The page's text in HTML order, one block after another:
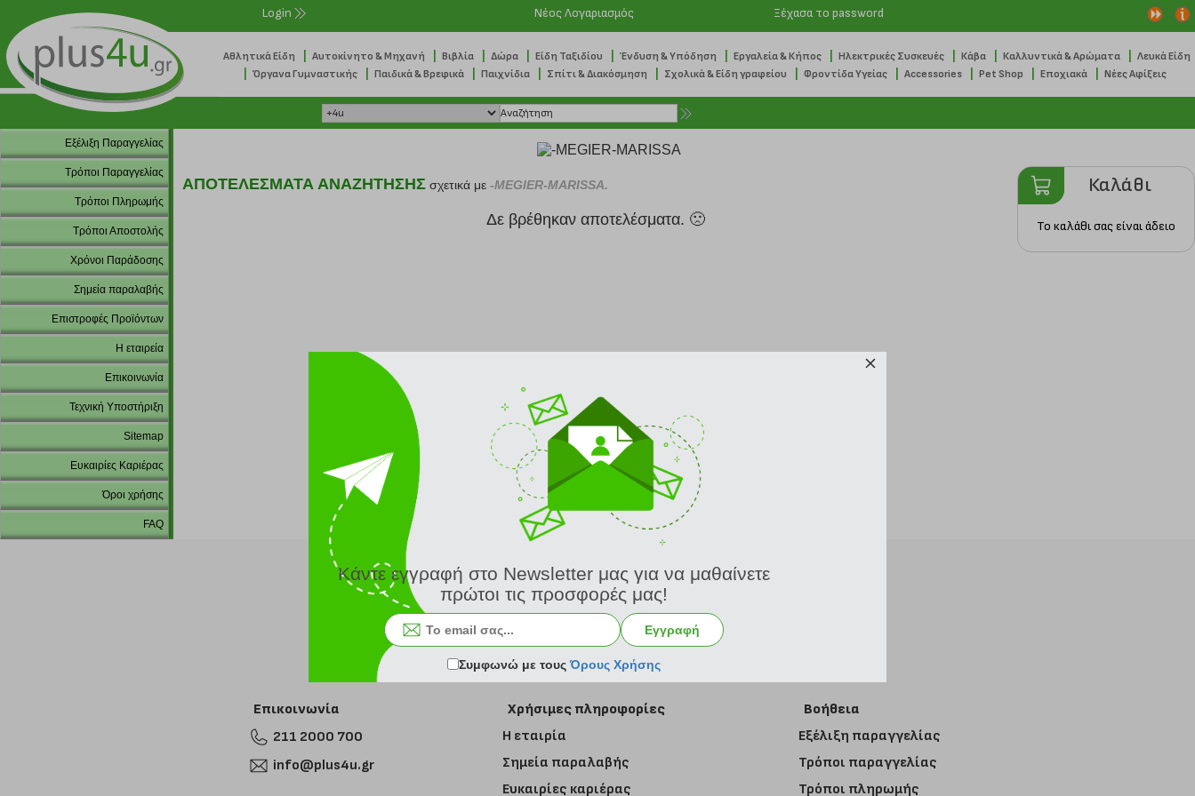
Login Νέος Λογαριασμός Ξέχασα το password
Αθλητικά Είδη Αυτοκίνητο & Μηχανή Βιβλία Δώρα Είδη Ταξιδίου Ένδυση & Υπόδηση Εργαλεία & Κήπος Ηλεκτρικές Συσκευές Κάβα Καλλυντικά & Αρώματα Λευκά Είδη
Όργανα Γυμναστικής Παιδικά & Βρεφικά Παιχνίδια Σπίτι & Διακόσμηση Σχολικά & Είδη γραφείου Φροντίδα Υγείας Accessories Pet Shop Εποχιακά Νέες Αφίξεις
Εξέλιξη Παραγγελίας
Τρόποι Παραγγελίας
Τρόποι Πληρωμής
Τρόποι Αποστολής
Χρόνοι Παράδοσης
Σημεία παραλαβής
Επιστροφές Προϊόντων
Η εταιρεία
Επικοινωνία
Τεχνική Υποστήριξη
Sitemap
Ευκαιρίες Καριέρας
Όροι χρήσης
FAQ
ΑΠΟΤΕΛΕΣΜΑΤΑ ΑΝΑΖΗΤΗΣΗΣ σχετικά με -MEGIER-MARISSA.
Δε βρέθηκαν αποτελέσματα. 🙁
Καλάθι
Το καλάθι σας είναι άδειο
Εγγραφή στο newsletter
Επικοινωνία
211 2000 700
info@plus4u.gr
Χρήσιμες πληροφορίες
Η εταιρία
Σημεία παραλαβής
Ευκαιρίες καριέρας
Βοήθεια
Εξέλιξη παραγγελίας
Τρόποι παραγγελίας
Τρόποι πληρωμής
Κάντε εγγραφή στο Newsletter μας για να μαθαίνετε
πρώτοι τις προσφορές μας!
Εγγραφή
Συμφωνώ με τουςΌρους Χρήσης